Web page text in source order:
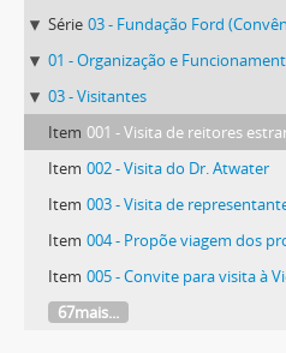
Série 03 - Fundação Ford
01 - Organização e
03 - Visitantes
Item 001 - Visita de reitores
Item 002 - Visita do Dr. Atwater
Item 003 - Visita de
Item 004 - Propõe viagem dos professores Gilberto Melo
Item 005 - Convite para visita à
67mais...